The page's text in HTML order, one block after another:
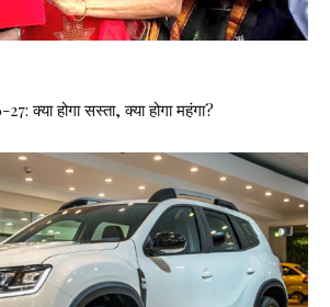
क्या होगा सस्ता, क्या होगा महंगा?